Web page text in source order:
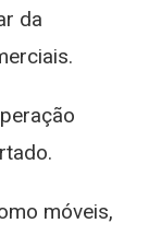
da
móveis,